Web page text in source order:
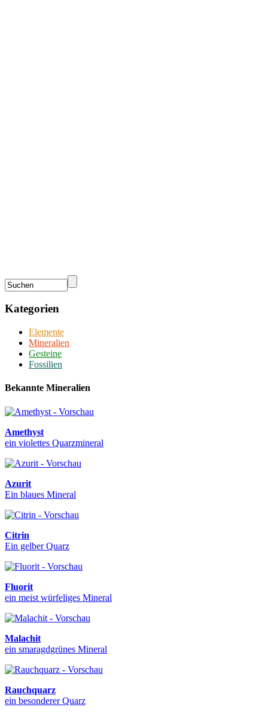
Kategorien
Elemente
Mineralien
Gesteine
Fossilien
Bekannte Mineralien
Amethyst
ein violettes Quarzmineral
Azurit
Ein blaues Mineral
Citrin
Ein gelber Quarz
Fluorit
ein meist würfeliges Mineral
Malachit
ein smaragdgrünes Mineral
Rauchquarz
ein besonderer Quarz